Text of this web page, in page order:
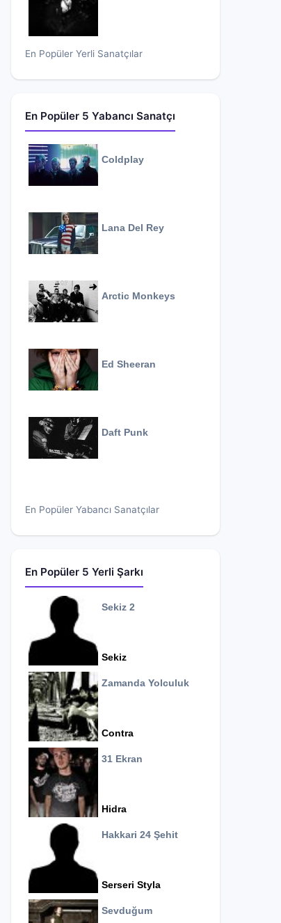
En Popüler Yerli Sanatçılar
En Popüler 5 Yabancı Sanatçı
Coldplay
Lana Del Rey
Arctic Monkeys
Ed Sheeran
Daft Punk
En Popüler Yabancı Sanatçılar
En Popüler 5 Yerli Şarkı
Sekiz 2
Sekiz
Zamanda Yolculuk
Contra
31 Ekran
Hidra
Hakkari 24 Şehit
Serseri Styla
Sevduğum